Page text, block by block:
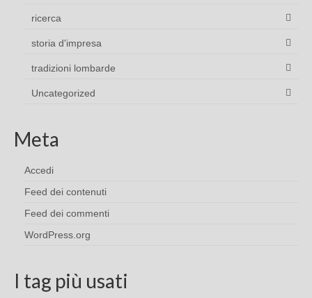
ricerca
storia d'impresa
tradizioni lombarde
Uncategorized
Meta
Accedi
Feed dei contenuti
Feed dei commenti
WordPress.org
I tag più usati